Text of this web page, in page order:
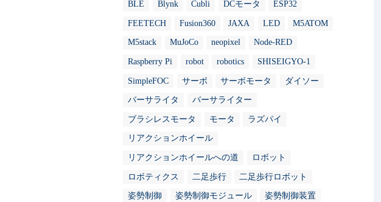
BLE Blynk Cubli DCモータ ESP32
FEETECH Fusion360 JAXA LED M5ATOM
M5stack MuJoCo neopixel Node-RED
Raspberry Pi robot robotics SHISEIGYO-1
SimpleFOC サーボ サーボモータ ダイソー
バーサライタ バーサライター
ブラシレスモータ モータ ラズパイ
リアクションホイール
リアクションホイールへの道 ロボット
ロボティクス 二足歩行 二足歩行ロボット
姿勢制御 姿勢制御モジュール 姿勢制御装置